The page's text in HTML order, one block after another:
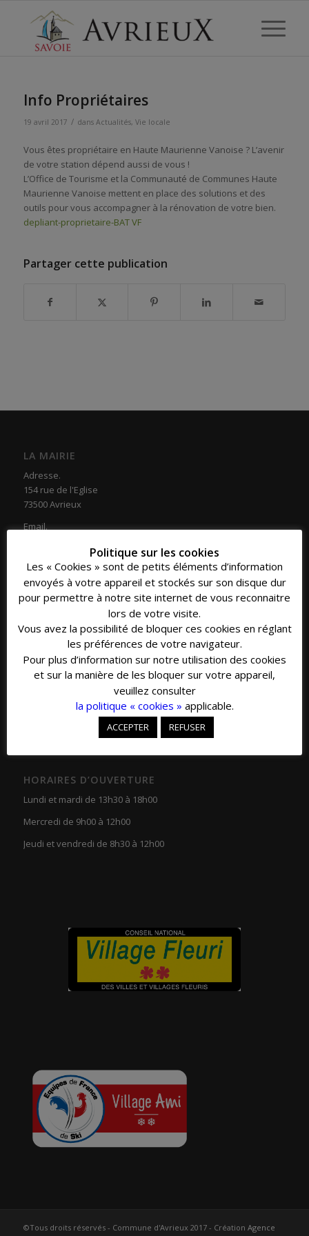
Info Propriétaires
19 avril 2017 / dans Actualités, Vie locale
Vous êtes propriétaire en Haute Maurienne Vanoise ? L’avenir
de votre station dépend aussi de vous !
L’Office de Tourisme et la Communauté de Communes Haute
Maurienne Vanoise mettent en place des solutions et des
outils pour vous accompagner à la rénovation de votre bien.
depliant-proprietaire-BAT VF
Partager cette publication
LA MAIRIE
Adresse.
154 rue de l'Eglise
73500 Avrieux
Email.
COORDONNÉES
Téléphone.
04 79 20 33 16
Fax.
HORAIRES D’OUVERTURE
Lundi et mardi de 13h30 à 18h00
Mercredi de 9h00 à 12h00
Jeudi et vendredi de 8h30 à 12h00
©Tous droits réservés - Commune d'Avrieux 2017 - Création Agence
Politique sur les cookies
Les « Cookies » sont de petits éléments d’information
envoyés à votre appareil et stockés sur son disque dur
pour permettre à notre site internet de vous reconnaitre
lors de votre visite.
Vous avez la possibilité de bloquer ces cookies en réglant
les préférences de votre navigateur.
Pour plus d’information sur notre utilisation des cookies
et sur la manière de les bloquer sur votre appareil,
veuillez consulter
la politique « cookies » applicable.
ACCEPTER REFUSER